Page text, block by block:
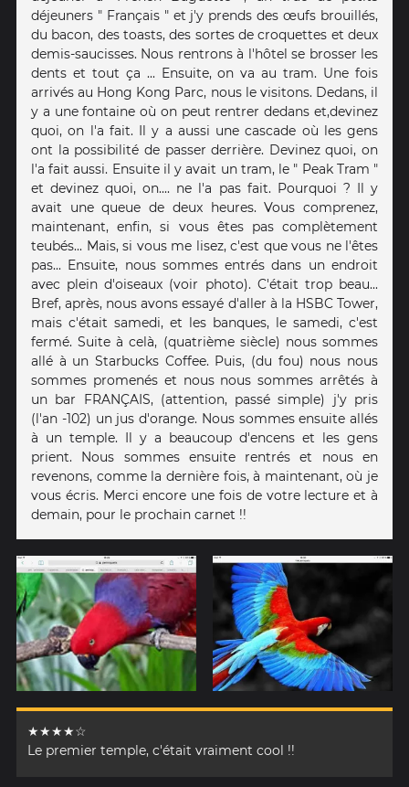
déjeuners " Français " et j'y prends des œufs brouillés,
du bacon, des toasts, des sortes de croquettes et deux
demis-saucisses. Nous rentrons à l'hôtel se brosser les
dents et tout ça ... Ensuite, on va au tram. Une fois
arrivés au Hong Kong Parc, nous le visitons. Dedans, il
y a une fontaine où on peut rentrer dedans et,devinez
quoi, on l'a fait. Il y a aussi une cascade où les gens
ont la possibilité de passer derrière. Devinez quoi, on
l'a fait aussi. Ensuite il y avait un tram, le " Peak Tram "
et devinez quoi, on.... ne l'a pas fait. Pourquoi ? Il y
avait une queue de deux heures. Vous comprenez,
maintenant, enfin, si vous êtes pas complètement
teubés... Mais, si vous me lisez, c'est que vous ne l'êtes
pas... Ensuite, nous sommes entrés dans un endroit
avec plein d'oiseaux (voir photo). C'était trop beau...
Bref, après, nous avons essayé d'aller à la HSBC Tower,
mais c'était samedi, et les banques, le samedi, c'est
fermé. Suite à celà, (quatrième siècle) nous sommes
allé à un Starbucks Coffee. Puis, (du fou) nous nous
sommes promenés et nous nous sommes arrêtés à
un bar FRANÇAIS, (attention, passé simple) j'y pris
(l'an -102) un jus d'orange. Nous sommes ensuite allés
à un temple. Il y a beaucoup d'encens et les gens
prient. Nous sommes ensuite rentrés et nous en
revenons, comme la dernière fois, à maintenant, où je
vous écris. Merci encore une fois de votre lecture et à
demain, pour le prochain carnet !!
★★★★☆
Le premier temple, c'était vraiment cool !!